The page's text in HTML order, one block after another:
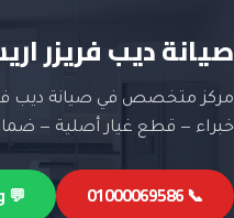
صيانة ديب فريزر
خبراء — قطع غيار أصلية — ضمان 6
📞 01000069586
💬